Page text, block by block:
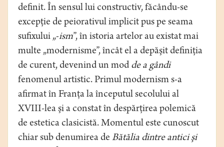
definit. În sensul lui constructiv, făcându-se
excepţie de peiorativul implicit pus pe seama
sufixului „-ism”, în istoria artelor au existat mai
multe „modernisme”, încât el a depăşit definiţia
de curent, devenind un mod de a gândi
fenomenul artistic. Primul modernism s-a
afirmat în Franţa la începutul secolului al
XVIII-lea şi a constat în despărţirea polemică
de estetica clasicistă. Momentul este cunoscut
chiar sub denumirea de Bătălia dintre antici şi